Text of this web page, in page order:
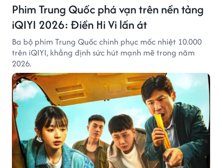
Phim Trung Quốc phá vạn trên nền tảng
iQIYI 2026: Điền Hi Vi lấn át
Ba bộ phim Trung Quốc chinh phục mốc nhiệt 10.000
trên iQIYI, khẳng định sức hút mạnh mẽ trong năm
2026.